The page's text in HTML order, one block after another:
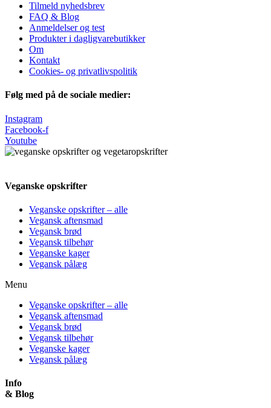
Tilmeld nyhedsbrev
FAQ & Blog
Anmeldelser og test
Produkter i dagligvarebutikker
Om
Kontakt
Cookies- og privatlivspolitik
Følg med på de sociale medier:
Instagram
Facebook-f
Youtube
Veganske opskrifter
Veganske opskrifter – alle
Vegansk aftensmad
Vegansk brød
Vegansk tilbehør
Veganske kager
Vegansk pålæg
Menu
Veganske opskrifter – alle
Vegansk aftensmad
Vegansk brød
Vegansk tilbehør
Veganske kager
Vegansk pålæg
Info
& Blog